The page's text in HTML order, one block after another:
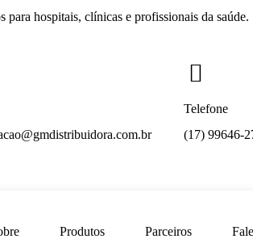
para hospitais, clínicas e profissionais da saúde.
Telefone
(17) 99646-
Produtos Parceiros